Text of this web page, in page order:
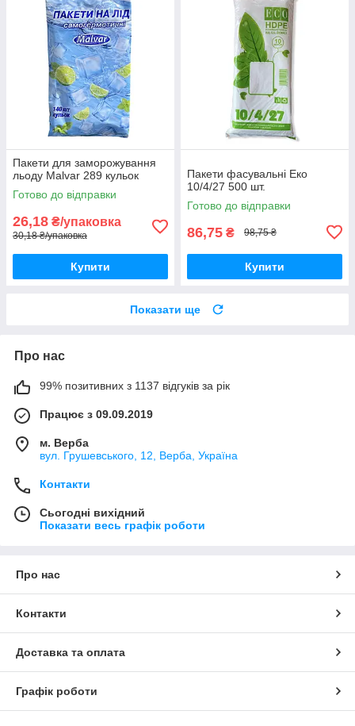
Пакети для заморожування
льоду Malvar 289 кульок
Готово до відправки
26,18 ₴/упаковка
30,18 ₴/упаковка
Купити
Пакети фасувальні Еко
10/4/27 500 шт.
Готово до відправки
86,75 ₴ 98,75 ₴
Купити
Показати ще
Про нас
99% позитивних з 1137 відгуків за рік
Працює з 09.09.2019
м. Верба
вул. Грушевського, 12, Верба, Україна
Контакти
Сьогодні вихідний
Показати весь графік роботи
Про нас
Контакти
Доставка та оплата
Графік роботи